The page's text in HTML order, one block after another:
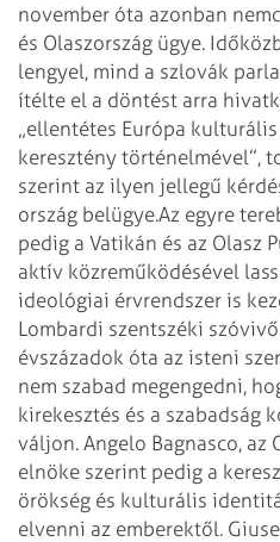
november óta azonban
és Olaszország ügye.
lengyel, mind a szlovák
ítélte el a döntést arra
„ellentétes Európa
keresztény történelmével”,
szerint az ilyen jellegű
ország belügye.Az egyre
pedig a Vatikán és az Olasz
aktív közreműködésével
ideológiai érvrendszer is
Lombardi szentszéki
évszázadok óta az isteni
nem szabad megengedni,
kirekesztés és a szabadság
váljon. Angelo Bagnasco, az
elnöke szerint pedig a
örökség és kulturális
elvenni az emberektől.